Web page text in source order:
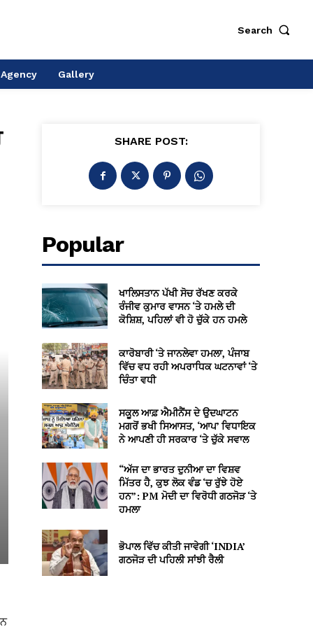
Search
Gallery
SHARE POST:
Popular
ਖਾਲਿਸਤਾਨ ਪੱਖੀ ਸੋਚ ਰੱਖਣ ਕਰਕੇ
ਰੰਜੀਵ ਕੁਮਾਰ ਵਾਸਨ ‘ਤੇ ਹਮਲੇ ਦੀ
ਕੋਸ਼ਿਸ਼, ਪਹਿਲਾਂ ਵੀ ਹੋ ਚੁੱਕੇ ਹਨ ਹਮਲੇ
ਕਾਰੋਬਾਰੀ ‘ਤੇ ਜਾਨਲੇਵਾ ਹਮਲਾ, ਪੰਜਾਬ
ਵਿੱਚ ਵਧ ਰਹੀ ਅਪਰਾਧਿਕ ਘਟਨਾਵਾਂ ‘ਤੇ
ਚਿੰਤਾ ਵਧੀ
ਸਕੂਲ ਆਫ਼ ਐਮੀਨੈਂਸ ਦੇ ਉਦਘਾਟਨ
ਮਗਰੋਂ ਭਖੀ ਸਿਆਸਤ, ‘ਆਪ’ ਵਿਧਾਇਕ
ਨੇ ਆਪਣੀ ਹੀ ਸਰਕਾਰ ‘ਤੇ ਚੁੱਕੇ ਸਵਾਲ
“ਅੱਜ ਦਾ ਭਾਰਤ ਦੁਨੀਆ ਦਾ ਵਿਸ਼ਵ
ਮਿੱਤਰ ਹੈ, ਕੁਝ ਲੋਕ ਵੰਡ ‘ਚ ਰੁੱਝੇ ਹੋਏ
ਹਨ”: PM ਮੋਦੀ ਦਾ ਵਿਰੋਧੀ ਗਠਜੋੜ ‘ਤੇ
ਹਮਲਾ
ਭੋਪਾਲ ਵਿੱਚ ਕੀਤੀ ਜਾਵੇਗੀ ‘INDIA’
ਗਠਜੋੜ ਦੀ ਪਹਿਲੀ ਸਾਂਝੀ ਰੈਲੀ